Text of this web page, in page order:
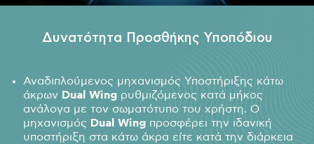
Δυνατότητα Προσθήκης Υποπόδιου
Αναδιπλούμενος μηχανισμός Υποστήριξης κάτω
άκρων Dual Wing ρυθμιζόμενος κατά μήκος
ανάλογα με τον σωματότυπο του χρήστη. Ο
μηχανισμός Dual Wing προσφέρει την ιδανική
υποστήριξη στα κάτω άκρα είτε κατά την διάρκεια